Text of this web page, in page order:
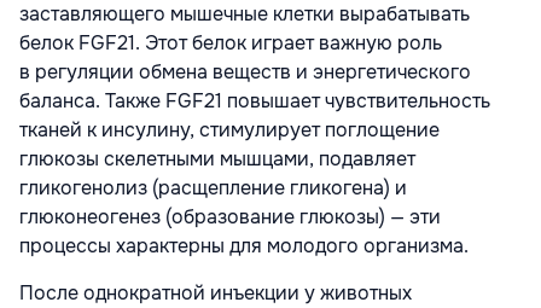
заставляющего мышечные клетки вырабатывать
белок FGF21. Этот белок играет важную роль
в регуляции обмена веществ и энергетического
баланса. Также FGF21 повышает чувствительность
тканей к инсулину, стимулирует поглощение
глюкозы скелетными мышцами, подавляет
гликогенолиз (расщепление гликогена) и
глюконеогенез (образование глюкозы) — эти
процессы характерны для молодого организма.
После однократной инъекции у животных